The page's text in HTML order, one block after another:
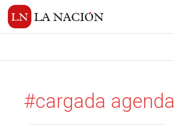
#cargada agenda